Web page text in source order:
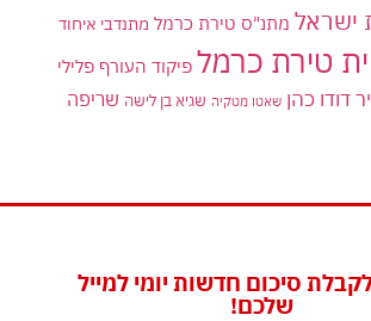
ישראל מתנ"ס טירת כרמל מתנדבי איחוד
טירת כרמל פיקוד העורף פלילי
דודו כהן שאטו מטקיה שגיא בן לישה שריפה
סיכום חדשות יומי למייל
שלכם!